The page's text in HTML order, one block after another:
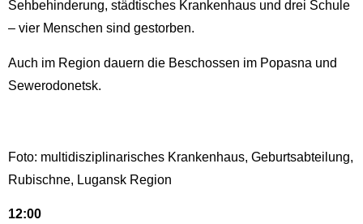
Sehbehinderung, städtisches Krankenhaus und drei Schule
– vier Menschen sind gestorben.
Auch im Region dauern die Beschossen im Popasna und
Sewerodonetsk.
Foto: multidisziplinarisches Krankenhaus, Geburtsabteilung,
Rubischne, Lugansk Region
12:00